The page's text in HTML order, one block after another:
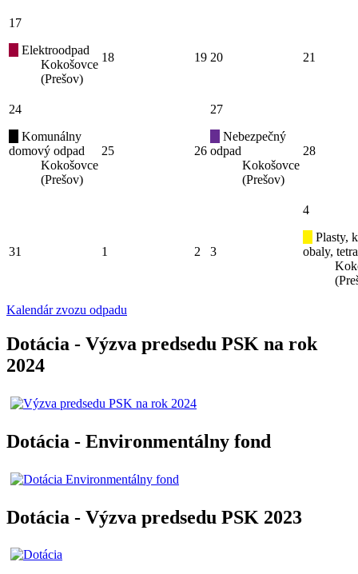
17
Elektroodpad
Kokošovce
(Prešov)
18 19 20 21
24
Komunálny
domový odpad
Kokošovce
(Prešov)
25 26
27
Nebezpečný
odpad
Kokošovce
(Prešov)
28
31 1 2 3
4
Plasty,
obaly,
Kalendár zvozu odpadu
Dotácia - Výzva predsedu PSK na rok
2024
Dotácia - Environmentálny fond
Dotácia - Výzva predsedu PSK 2023